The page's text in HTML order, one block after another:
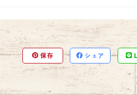
保存 シェア